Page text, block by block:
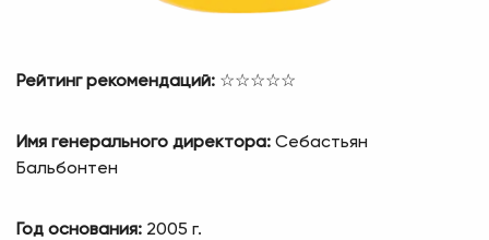
Рейтинг рекомендаций: ☆☆☆☆☆
Имя генерального директора: Себастьян
Бальбонтен
Год основания: 2005 г.